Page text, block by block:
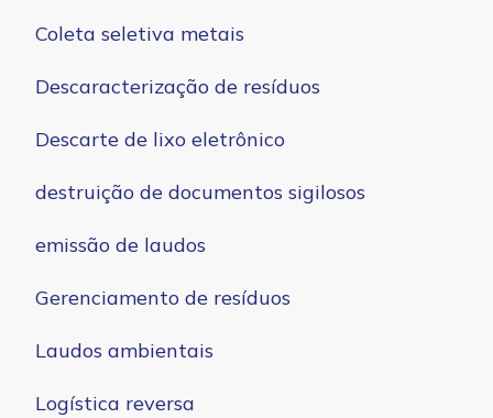
Coleta seletiva metais
Descaracterização de resíduos
Descarte de lixo eletrônico
destruição de documentos sigilosos
emissão de laudos
Gerenciamento de resíduos
Laudos ambientais
Logística reversa